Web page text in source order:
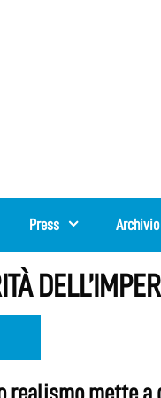
Press Archivio